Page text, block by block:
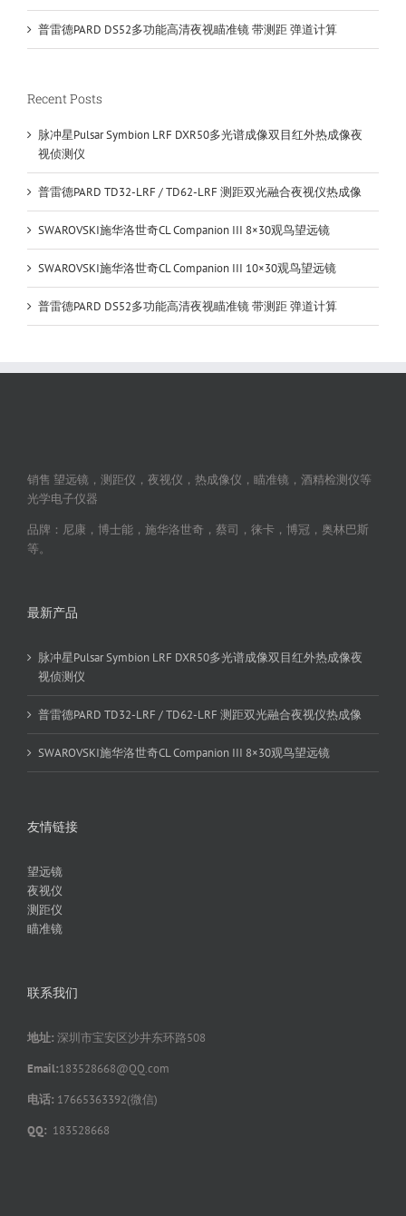
普雷德PARD DS52多功能高清夜视瞄准镜 带测距 弹道计算
Recent Posts
脉冲星Pulsar Symbion LRF DXR50多光谱成像双目红外热成像夜
视侦测仪
普雷德PARD TD32-LRF / TD62-LRF 测距双光融合夜视仪热成像
SWAROVSKI施华洛世奇CL Companion III 8×30观鸟望远镜
SWAROVSKI施华洛世奇CL Companion III 10×30观鸟望远镜
普雷德PARD DS52多功能高清夜视瞄准镜 带测距 弹道计算
销售 望远镜，测距仪，夜视仪，热成像仪，瞄准镜，酒精检测仪等
光学电子仪器
品牌：尼康，博士能，施华洛世奇，蔡司，徕卡，博冠，奥林巴斯
等。
最新产品
脉冲星Pulsar Symbion LRF DXR50多光谱成像双目红外热成像夜
视侦测仪
普雷德PARD TD32-LRF / TD62-LRF 测距双光融合夜视仪热成像
SWAROVSKI施华洛世奇CL Companion III 8×30观鸟望远镜
友情链接
望远镜
夜视仪
测距仪
瞄准镜
联系我们
地址: 深圳市宝安区沙井东环路508
Email:183528668@QQ.com
电话: 17665363392(微信)
QQ: 183528668